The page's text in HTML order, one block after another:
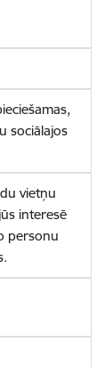
sociālajos
vietņu
interesē
personu